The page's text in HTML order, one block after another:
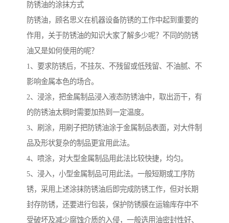
防锈油的涂抹方式
防锈油，顾名思义在机器设备防锈的工作中起到重要的
作用，关于防锈油的知识大家了解多少呢？不同的防锈
油又是如何使用的呢？
1、要求防锈后，不挂灰、不残留或低残留、不油腻、不
影响金属本色的场合。
2、浸涂，把金属制品浸入液态防锈油中，取出沥干，有
的防锈油太稠时需要加热到一定温度。
3、刷涂，用刷子把防锈油涂于金属制品表面，对大件制
品及形状复杂的制品更宜用此法。
4、喷涂，对大型金属制品用此法比较快捷，均匀。
5、浸入，小型金属制品可用此法。一般短期或工序防
锈，采用上述涂抹防锈油后即完成防锈工作，但对长期
封存防锈，还要进行包装，保护防锈膜在运输库存中不
受破坏及减少腐蚀介质的入侵，一般选用油密封性好、